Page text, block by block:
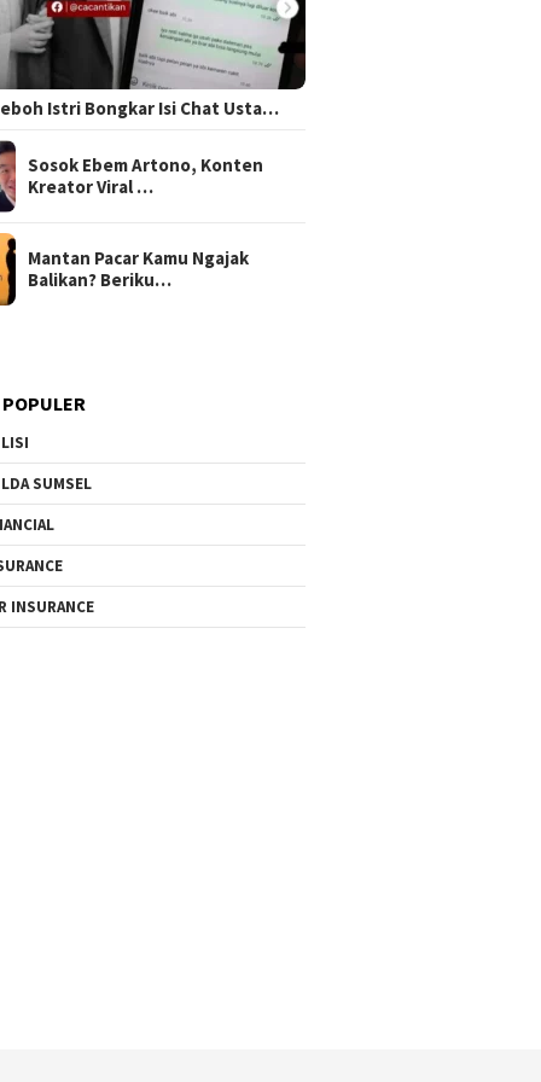
Istri Bongkar Isi Chat Usta…
Sosok Ebem Artono, Konten
Kreator Viral …
Mantan Pacar Kamu Ngajak
Balikan? Beriku…
SUMSEL
INSURANCE